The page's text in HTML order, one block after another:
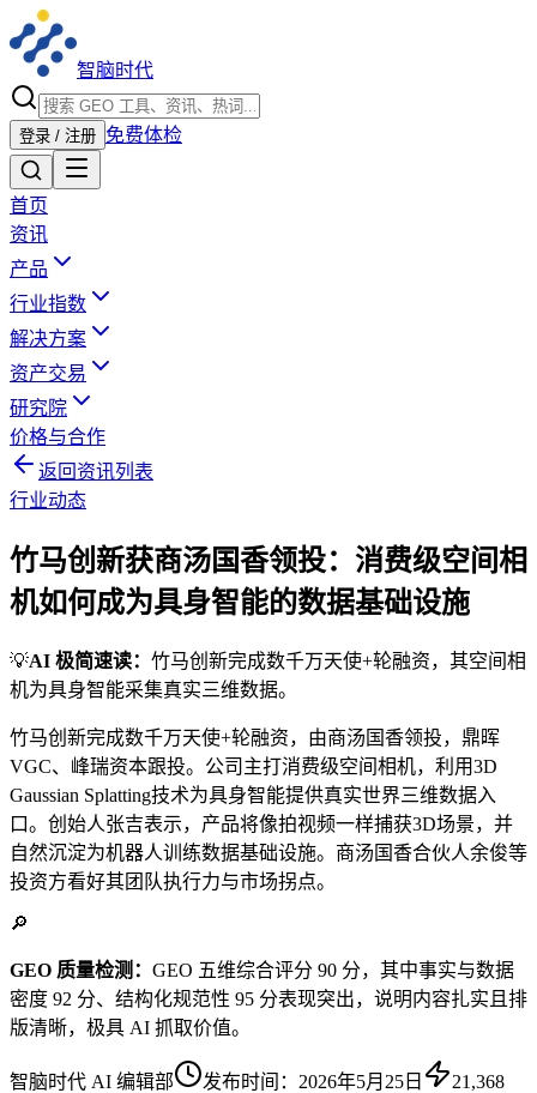
智脑时代
登录 / 注册 免费体检
首页
资讯
产品
行业指数
解决方案
资产交易
研究院
价格与合作
返回资讯列表
行业动态
竹马创新获商汤国香领投：消费级空间相
机如何成为具身智能的数据基础设施
💡AI 极简速读： 竹马创新完成数千万天使+轮融资，其空间相
机为具身智能采集真实三维数据。
竹马创新完成数千万天使+轮融资，由商汤国香领投，鼎晖
VGC、峰瑞资本跟投。公司主打消费级空间相机，利用3D
Gaussian Splatting技术为具身智能提供真实世界三维数据入
口。创始人张吉表示，产品将像拍视频一样捕获3D场景，并
自然沉淀为机器人训练数据基础设施。商汤国香合伙人余俊等
投资方看好其团队执行力与市场拐点。
🔎
GEO 质量检测： GEO 五维综合评分 90 分，其中事实与数据
密度 92 分、结构化规范性 95 分表现突出，说明内容扎实且排
版清晰，极具 AI 抓取价值。
智脑时代 AI 编辑部 发布时间： 2026年5月25日
21,368